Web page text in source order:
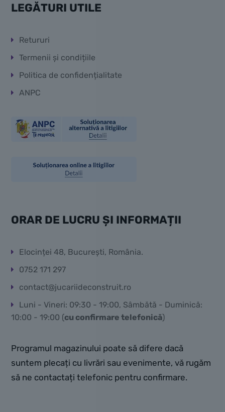
LEGĂTURI UTILE
Retururi
Termenii și condițiile
Politica de confidențialitate
ANPC
ORAR DE LUCRU ȘI INFORMAȚII
Elocinței 48, București, România.
0752 171 297
contact@jucariideconstruit.ro
Luni - Vineri: 09:30 - 19:00, Sâmbătă - Duminică:
10:00 - 19:00 (cu confirmare telefonică)
Programul magazinului poate să difere dacă
suntem plecați cu livrări sau evenimente, vă rugăm
să ne contactați telefonic pentru confirmare.